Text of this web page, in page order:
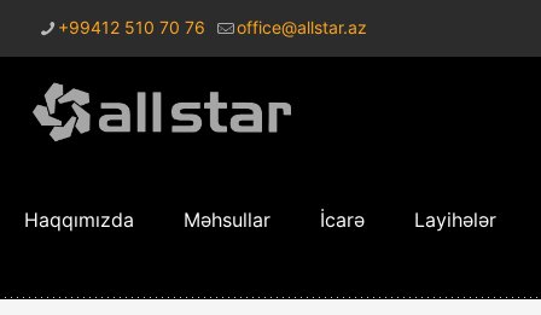
+99412 510 70 76 office@allstar.az
Haqqımızda Məhsullar İcarə Layihələr